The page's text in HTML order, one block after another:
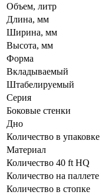
Объем, литр
Длина, мм
Ширина, мм
Высота, мм
Форма
Вкладываемый
Штабелируемый
Серия
Боковые стенки
Дно
Количество в упаковке
Материал
Количество 40 ft HQ
Количество на паллете
Количество в стопке